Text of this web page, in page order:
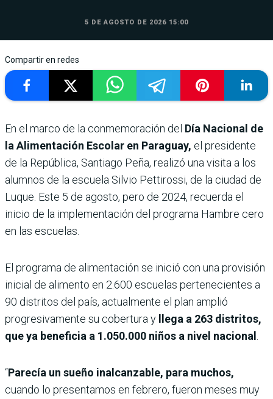
5 DE AGOSTO DE 2026 15:00
Compartir en redes
En el marco de la conmemoración del Día Nacional de
la Alimentación Escolar en Paraguay, el presidente
de la República, Santiago Peña, realizó una visita a los
alumnos de la escuela Silvio Pettirossi, de la ciudad de
Luque. Este 5 de agosto, pero de 2024, recuerda el
inicio de la implementación del programa Hambre cero
en las escuelas.
El programa de alimentación se inició con una provisión
inicial de alimento en 2.600 escuelas pertenecientes a
90 distritos del país, actualmente el plan amplió
progresivamente su cobertura y
llega a 263 distritos,
que ya beneficia a 1.050.000 niños a nivel nacional
“Parecía un sueño inalcanzable, para muchos,
cuando lo presentamos en febrero, fueron meses muy